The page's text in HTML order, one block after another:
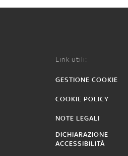
Link utili:
GESTIONE COOKIE
COOKIE POLICY
NOTE LEGALI
DICHIARAZIONE
ACCESSIBILITÀ